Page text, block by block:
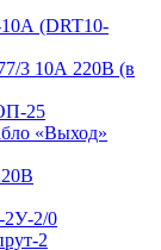
(DRT10-
3 10А 220В (в
25
«Выход»
2/0
2